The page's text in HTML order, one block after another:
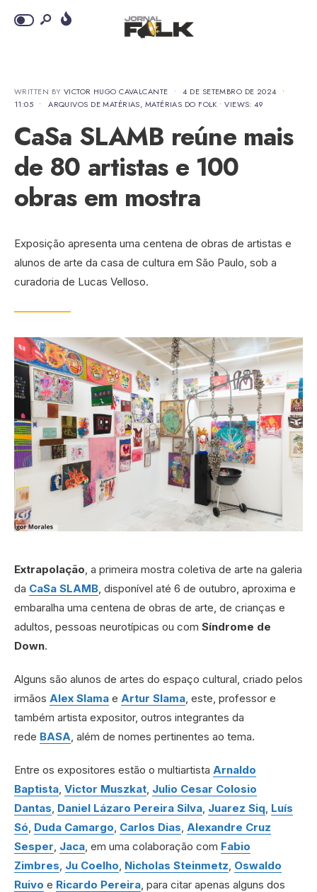
WRITTEN BY VICTOR HUGO CAVALCANTE • 4 DE SETEMBRO DE 2024 •
11:05 • ARQUIVOS DE MATÉRIAS, MATÉRIAS DO FOLK •VIEWS: 49
CaSa SLAMB reúne mais
de 80 artistas e 100
obras em mostra
Exposição apresenta uma centena de obras de artistas e
alunos de arte da casa de cultura em São Paulo, sob a
curadoria de Lucas Velloso.
Extrapolação , a primeira mostra coletiva de arte na galeria
da CaSa SLAMB , disponível até 6 de outubro, aproxima e
embaralha uma centena de obras de arte, de crianças e
adultos, pessoas neurotípicas ou com Síndrome de
Down.
Alguns são alunos de artes do espaço cultural, criado pelos
irmãos Alex Slama e Artur Slama , este, professor e
também artista expositor, outros integrantes da
rede BASA , além de nomes pertinentes ao tema.
Entre os expositores estão o multiartista Arnaldo
Baptista Victor Muszkat Julio Cesar Colosio
Dantas Daniel Lázaro Pereira Silva Juarez Siq Luís
Só Duda Camargo Carlos Dias Alexandre Cruz
Sesper Jaca , em uma colaboração com Fabio
Zimbres Ju Coelho Nicholas Steinmetz Oswaldo
Ruivo e Ricardo Pereira , para citar apenas alguns dos